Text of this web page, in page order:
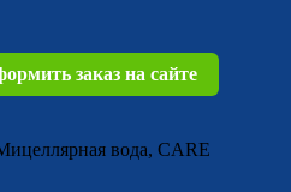
заказ на сайте
вода, CARE